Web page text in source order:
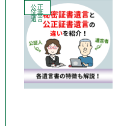
公正
証書
遺言